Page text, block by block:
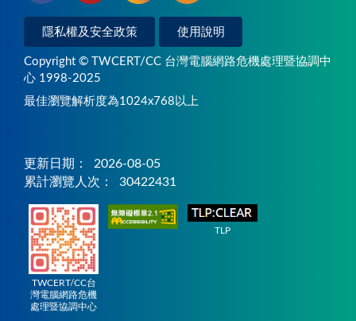
隱私權及安全政策 使用說明
Copyright © TWCERT/CC 台灣電腦網路危機處理暨協調中
心 1998-2025
最佳瀏覽解析度為1024x768以上
更新日期：
2026-08-05
累計瀏覽人次：
30422431
TWCERT/CC台
灣電腦網路危機
處理暨協調中心
TLP